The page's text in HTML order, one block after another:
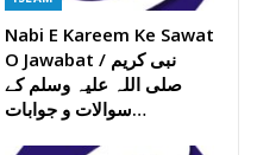
Nabi E Kareem Ke Sawat
O Jawabat / نبی کریم
صلی اللہ علیہ وسلم کے
سوالات و جوابات…